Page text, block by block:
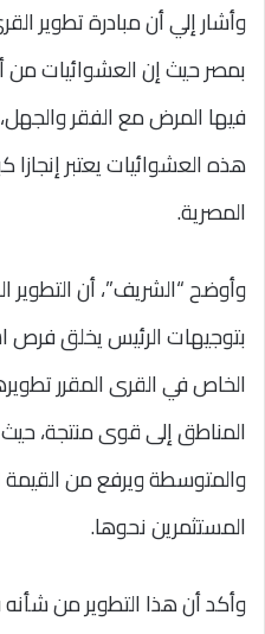
وأشار إلي أن مبادرة تطوير
بمصر حيث إن العشوائيات
فيها المرض مع الفقر
هذه العشوائيات يعتبر إنجازا
المصرية.
وأوضح “الشريف”، أن
بتوجيهات الرئيس يخلق فرص
الخاص في القرى المقرر
المناطق إلى قوى منتجة،
والمتوسطة ويرفع من
المستثمرين نحوها.
وأكد أن هذا التطوير من